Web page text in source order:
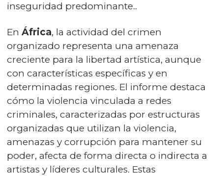
inseguridad predominante..
En África, la actividad del crimen
organizado representa una amenaza
creciente para la libertad artística, aunque
con características específicas y en
determinadas regiones. El informe destaca
cómo la violencia vinculada a redes
criminales, caracterizadas por estructuras
organizadas que utilizan la violencia,
amenazas y corrupción para mantener su
poder, afecta de forma directa o indirecta a
artistas y líderes culturales. Estas